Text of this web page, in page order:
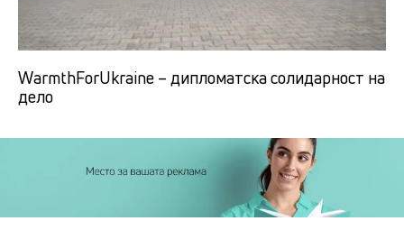
WarmthForUkraine – дипломатска солидарност на
дело